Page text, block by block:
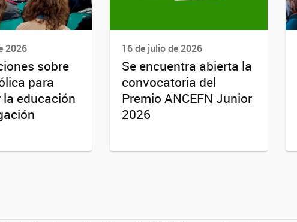
2026
sobre
para
educación
16 de julio de 2026
Se encuentra abierta la
convocatoria del
Premio ANCEFN Junior
2026